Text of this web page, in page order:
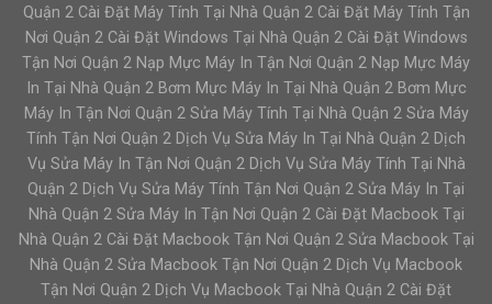
Quận 2 Cài Đặt Máy Tính Tại Nhà Quận 2 Cài Đặt Máy Tính Tận
Nơi Quận 2 Cài Đặt Windows Tại Nhà Quận 2 Cài Đặt Windows
Tận Nơi Quận 2 Nạp Mực Máy In Tận Nơi Quận 2 Nạp Mực Máy
In Tại Nhà Quận 2 Bơm Mực Máy In Tại Nhà Quận 2 Bơm Mực
Máy In Tận Nơi Quận 2 Sửa Máy Tính Tại Nhà Quận 2 Sửa Máy
Tính Tận Nơi Quận 2 Dịch Vụ Sửa Máy In Tại Nhà Quận 2 Dịch
Vụ Sửa Máy In Tận Nơi Quận 2 Dịch Vụ Sửa Máy Tính Tại Nhà
Quận 2 Dịch Vụ Sửa Máy Tính Tận Nơi Quận 2 Sửa Máy In Tại
Nhà Quận 2 Sửa Máy In Tận Nơi Quận 2 Cài Đặt Macbook Tại
Nhà Quận 2 Cài Đặt Macbook Tận Nơi Quận 2 Sửa Macbook Tại
Nhà Quận 2 Sửa Macbook Tận Nơi Quận 2 Dịch Vụ Macbook
Tận Nơi Quận 2 Dịch Vụ Macbook Tại Nhà Quận 2 Cài Đặt